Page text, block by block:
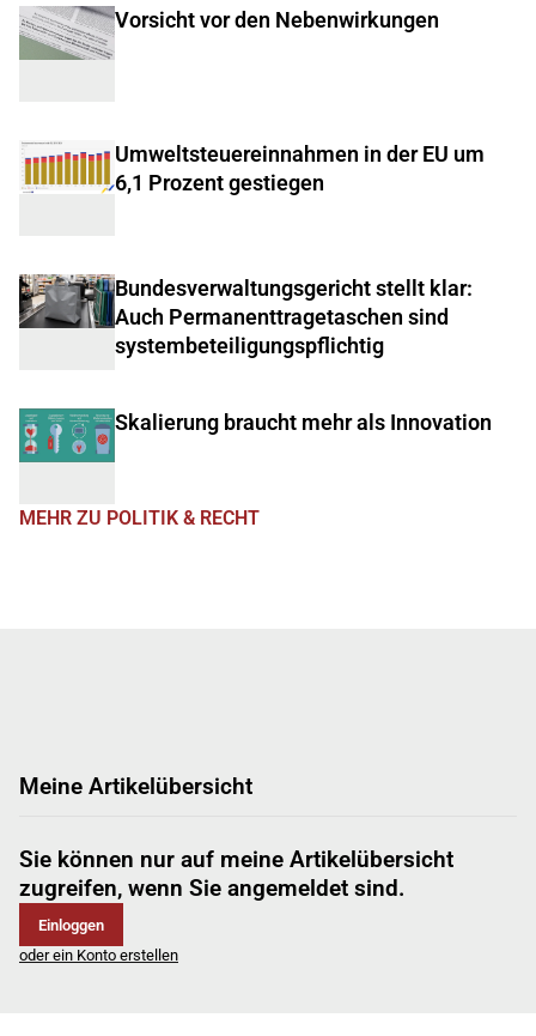
Vorsicht vor den Nebenwirkungen
Umweltsteuereinnahmen in der EU um
6,1 Prozent gestiegen
Bundesverwaltungsgericht stellt klar:
Auch Permanenttragetaschen sind
systembeteiligungspflichtig
Skalierung braucht mehr als Innovation
MEHR ZU POLITIK & RECHT
Meine Artikelübersicht
Sie können nur auf meine Artikelübersicht
zugreifen, wenn Sie angemeldet sind.
Einloggen
oder ein Konto erstellen